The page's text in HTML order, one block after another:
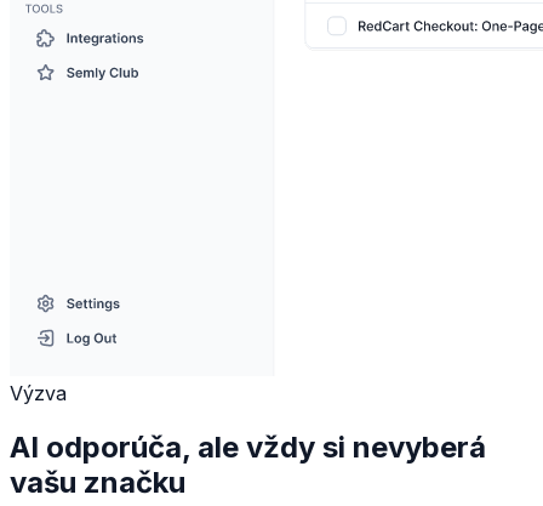
Výzva
AI odporúča, ale vždy si nevyberá
vašu značku